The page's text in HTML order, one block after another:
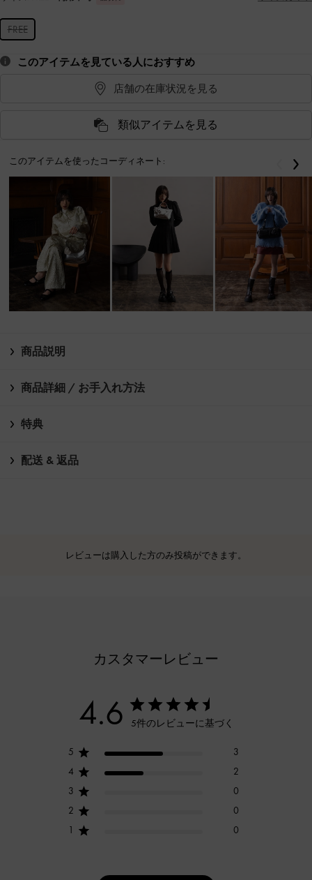
FREE
このアイテムを見ている人におすすめ
店舗の在庫状況を見る
類似アイテムを見る
このアイテムを使ったコーディネート: 戻る
商品説明
商品詳細 / お手入れ方法
特典
配送 & 返品
レビューは購入した方のみ投稿ができます。
カスタマーレビュー
4.6 5件のレビューに基づく
5
3
4
2
3
0
2
0
1
0